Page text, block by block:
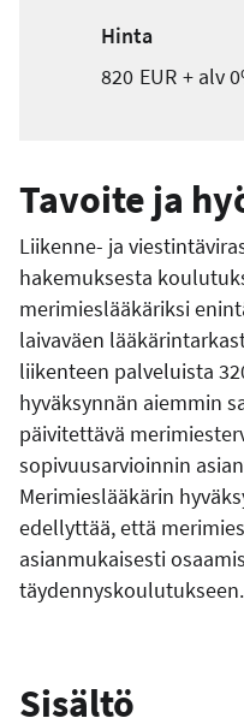
Hinta
820 EUR + alv
Tavoite ja
Liikenne- ja
hakemuksesta
merimieslääkäriksi
laivaväen
liikenteen palveluista
hyväksynnän aiemmin
päivitettävä
sopivuusarvioinnin
Merimieslääkärin
edellyttää, että
asianmukaisesti
täydennyskoulutukseen.
Sisältö